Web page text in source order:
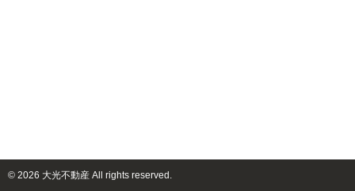
© 2026 大光不動産 All rights reserved.